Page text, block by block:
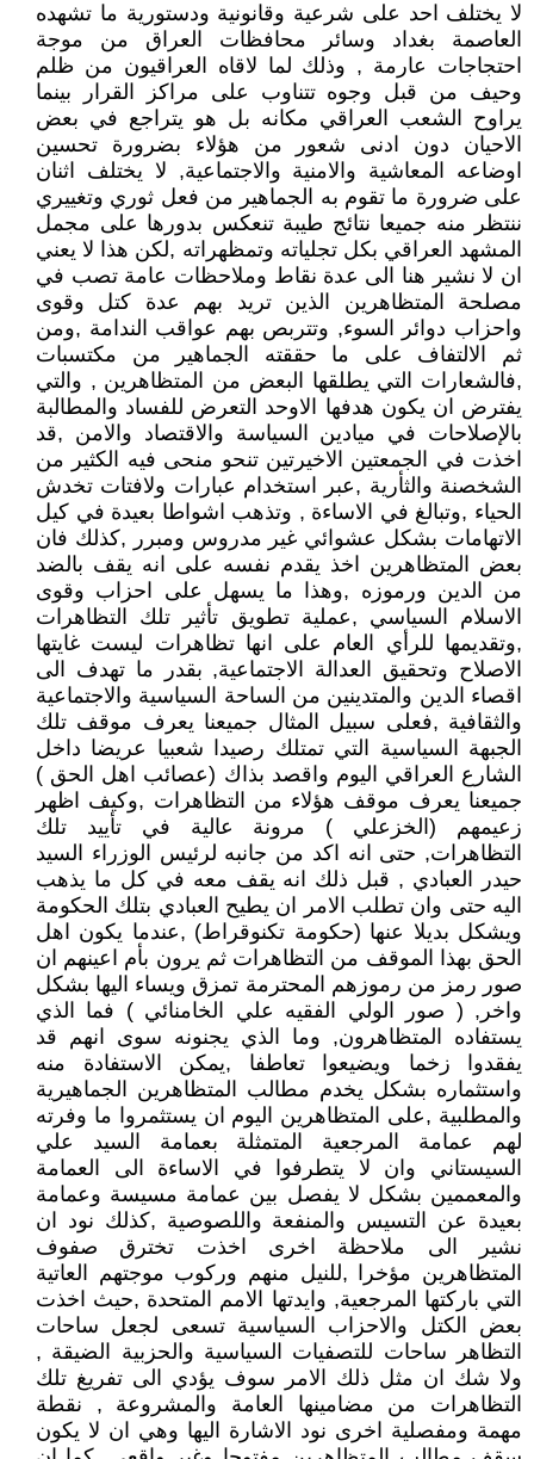
لا يختلف احد على شرعية وقانونية ودستورية ما تشهده
العاصمة بغداد وسائر محافظات العراق من موجة
احتجاجات عارمة , وذلك لما لاقاه العراقيون من ظلم
وحيف من قبل وجوه تتناوب على مراكز القرار بينما
يراوح الشعب العراقي مكانه بل هو يتراجع في بعض
الاحيان دون ادنى شعور من هؤلاء بضرورة تحسين
اوضاعه المعاشية والامنية والاجتماعية, لا يختلف اثنان
على ضرورة ما تقوم به الجماهير من فعل ثوري وتغييري
ننتظر منه جميعا نتائج طيبة تنعكس بدورها على مجمل
المشهد العراقي بكل تجلياته وتمظهراته ,لكن هذا لا يعني
ان لا نشير هنا الى عدة نقاط وملاحظات عامة تصب في
مصلحة المتظاهرين الذين تريد بهم عدة كتل وقوى
واحزاب دوائر السوء, وتتربص بهم عواقب الندامة ,ومن
ثم الالتفاف على ما حققته الجماهير من مكتسبات
,فالشعارات التي يطلقها البعض من المتظاهرين , والتي
يفترض ان يكون هدفها الاوحد التعرض للفساد والمطالبة
بالإصلاحات في ميادين السياسة والاقتصاد والامن ,قد
اخذت في الجمعتين الاخيرتين تنحو منحى فيه الكثير من
الشخصنة والثأرية ,عبر استخدام عبارات ولافتات تخدش
الحياء ,وتبالغ في الاساءة , وتذهب اشواطا بعيدة في كيل
الاتهامات بشكل عشوائي غير مدروس ومبرر ,كذلك فان
بعض المتظاهرين اخذ يقدم نفسه على انه يقف بالضد
من الدين ورموزه ,وهذا ما يسهل على احزاب وقوى
الاسلام السياسي ,عملية تطويق تأثير تلك التظاهرات
,وتقديمها للرأي العام على انها تظاهرات ليست غايتها
الاصلاح وتحقيق العدالة الاجتماعية, بقدر ما تهدف الى
اقصاء الدين والمتدينين من الساحة السياسية والاجتماعية
والثقافية ,فعلى سبيل المثال جميعنا يعرف موقف تلك
الجبهة السياسية التي تمتلك رصيدا شعبيا عريضا داخل
الشارع العراقي اليوم واقصد بذاك (عصائب اهل الحق )
جميعنا يعرف موقف هؤلاء من التظاهرات ,وكيف اظهر
زعيمهم (الخزعلي ) مرونة عالية في تأييد تلك
التظاهرات, حتى انه اكد من جانبه لرئيس الوزراء السيد
حيدر العبادي , قبل ذلك انه يقف معه في كل ما يذهب
اليه حتى وان تطلب الامر ان يطيح العبادي بتلك الحكومة
ويشكل بديلا عنها (حكومة تكنوقراط) ,عندما يكون اهل
الحق بهذا الموقف من التظاهرات ثم يرون بأم اعينهم ان
صور رمز من رموزهم المحترمة تمزق ويساء اليها بشكل
واخر, ( صور الولي الفقيه علي الخامنائي ) فما الذي
يستفاده المتظاهرون, وما الذي يجنونه سوى انهم قد
يفقدوا زخما ويضيعوا تعاطفا ,يمكن الاستفادة منه
واستثماره بشكل يخدم مطالب المتظاهرين الجماهيرية
والمطلبية ,على المتظاهرين اليوم ان يستثمروا ما وفرته
لهم عمامة المرجعية المتمثلة بعمامة السيد علي
السيستاني وان لا يتطرفوا في الاساءة الى العمامة
والمعممين بشكل لا يفصل بين عمامة مسيسة وعمامة
بعيدة عن التسيس والمنفعة واللصوصية ,كذلك نود ان
نشير الى ملاحظة اخرى اخذت تخترق صفوف
المتظاهرين مؤخرا ,للنيل منهم وركوب موجتهم العاتية
التي باركتها المرجعية, وايدتها الامم المتحدة ,حيث اخذت
بعض الكتل والاحزاب السياسية تسعى لجعل ساحات
التظاهر ساحات للتصفيات السياسية والحزبية الضيقة ,
ولا شك ان مثل ذلك الامر سوف يؤدي الى تفريغ تلك
التظاهرات من مضامينها العامة والمشروعة , نقطة
مهمة ومفصلية اخرى نود الاشارة اليها وهي ان لا يكون